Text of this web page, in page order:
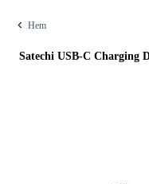
Hem
Satechi USB-C Charging